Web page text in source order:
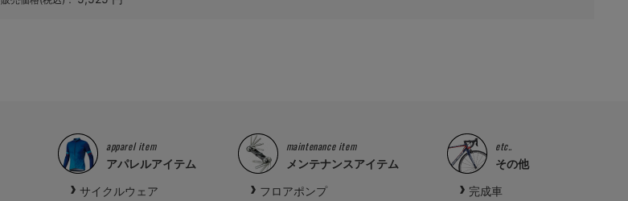
apparel item
アパレルアイテム
サイクルウェア
maintenance item
メンテナンスアイテム
フロアポンプ
etc..
その他
完成車